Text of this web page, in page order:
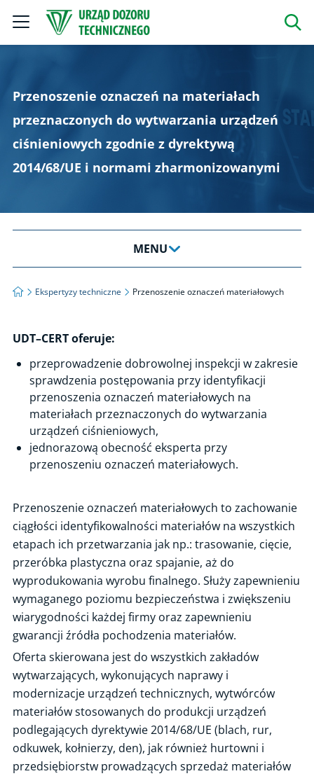
Przenoszenie oznaczeń na materiałach
przeznaczonych do wytwarzania urządzeń
ciśnieniowych zgodnie z dyrektywą
2014/68/UE i normami zharmonizowanymi
Strona główna
Ekspertyzy techniczne Przenoszenie oznaczeń materiałowych
MENU
Certyfikacja osób
Certyfikacja wyrobów
Ocena zgodności i CE
Ekspertyzy techniczne
Ocena gotowości technicznej i organizacyjnej zakładu do
uczestnictwa w łańcuchu dostaw dla energetyki jądrowej
Ślad węglowy organizacji
Inspekcja paneli fotowoltaicznych z użyciem drona z termowizją
Punkty i stacje ładowania pojazdów - weryfikacja poprawności i
zainstalowania urządzenia
Spawalnictwo – pakiet usług
Weryfikacja dokumentacji / badania budowy urządzeń technicznych
Ocena maszyn z minimalnymi wymaganiami dot. BHP
Okresowa kontrola systemu ogrzewania, z uwzględnieniem
efektywności energetycznej źródeł ciepła
Analizy zagrożeń i oceny ryzyka
Analiza niezawodności układów bezpieczeństwa
Próba ciśnieniowa
Próba obciążeniowa
Badania nieniszczące / NDT
UDT–CERT oferuje:
przeprowadzenie dobrowolnej inspekcji w zakresie
sprawdzenia postępowania przy identyfikacji
przenoszenia oznaczeń materiałowych na
materiałach przeznaczonych do wytwarzania
urządzeń ciśnieniowych,
jednorazową obecność eksperta przy
przenoszeniu oznaczeń materiałowych.
Przenoszenie oznaczeń materiałowych to zachowanie
ciągłości identyfikowalności materiałów na wszystkich
etapach ich przetwarzania jak np.: trasowanie, cięcie,
przeróbka plastyczna oraz spajanie, aż do
wyprodukowania wyrobu finalnego. Służy zapewnieniu
wymaganego poziomu bezpieczeństwa i zwiększeniu
wiarygodności każdej firmy oraz zapewnieniu
gwarancji źródła pochodzenia materiałów.
Oferta skierowana jest do wszystkich zakładów
wytwarzających, wykonujących naprawy i
modernizacje urządzeń technicznych, wytwórców
materiałów stosowanych do produkcji urządzeń
podlegających dyrektywie 2014/68/UE (blach, rur,
odkuwek, kołnierzy, den), jak również hurtowni i
przedsiębiorstw prowadzących sprzedaż materiałów